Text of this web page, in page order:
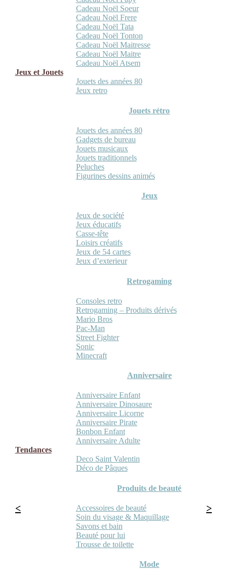
Cadeau Noël Soeur
Cadeau Noël Frere
Cadeau Noël Tata
Cadeau Noël Tonton
Cadeau Noël Maitresse
Cadeau Noël Maitre
Cadeau Noël Atsem
Jeux et Jouets
Jouets des années 80
Jeux retro
Jouets rétro
Jouets des années 80
Gadgets de bureau
Jouets musicaux
Jouets traditionnels
Peluches
Figurines dessins animés
Jeux
Jeux de société
Jeux éducatifs
Casse-tête
Loisirs créatifs
Jeux de 54 cartes
Jeux d’exterieur
Retrogaming
Consoles retro
Retrogaming – Produits dérivés
Mario Bros
Pac-Man
Street Fighter
Sonic
Minecraft
Anniversaire
Anniversaire Enfant
Anniversaire Dinosaure
Anniversaire Licorne
Anniversaire Pirate
Bonbon Enfant
Anniversaire Adulte
Tendances
Deco Saint Valentin
Déco de Pâques
Produits de beauté
Accessoires de beauté
Soin du visage & Maquillage
Savons et bain
Beauté pour lui
Trousse de toilette
Mode